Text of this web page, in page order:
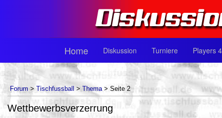
Home Diskussion Turniere Players
Forum > Tischfussball > Thema> Seite 2
Wettbewerbsverzerrung